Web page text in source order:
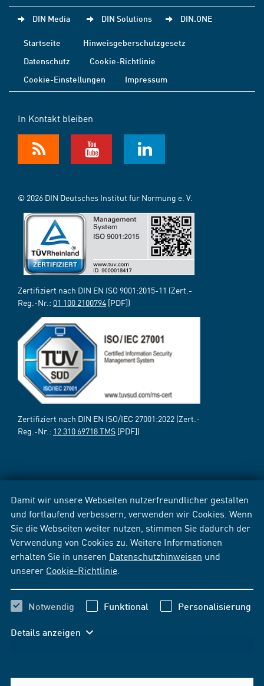
Damit wir unsere Webseiten nutzerfreundlicher gestalten
und fortlaufend verbessern, verwenden wir Cookies. Wenn
Sie die Webseiten weiter nutzen, stimmen Sie dadurch der
Verwendung von Cookies zu. Weitere Informationen
erhalten Sie in unseren Datenschutzhinweisen und
unserer Cookie-Richtlinie
Notwendig Funktional Personalisierung
Details anzeigen
DIN Media DIN Solutions DIN.ONE
Startseite
Hinweisgeberschutzgesetz
Datenschutz
Cookie-Richtlinie
Cookie-Einstellungen
Impressum
In Kontakt bleiben
© 2026 DIN Deutsches Institut für Normung e. V.
Zertifiziert nach DIN EN ISO 9001:2015-11 (Zert.-
Reg.-Nr.: 01 100 2100794 [PDF])
Zertifiziert nach DIN EN ISO/IEC 27001:2022 (Zert.-
Reg.-Nr.: 12 310 69718 TMS [PDF])